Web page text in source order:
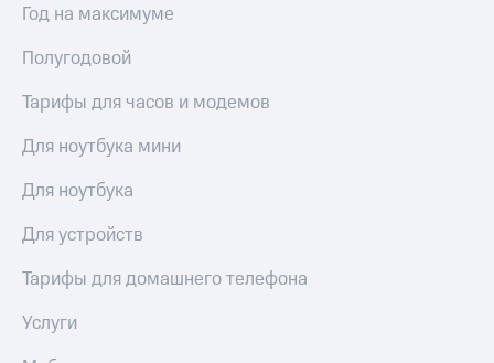
Год на максимуме
Полугодовой
Тарифы для часов и модемов
Для ноутбука мини
Для ноутбука
Для устройств
Тарифы для домашнего телефона
Услуги